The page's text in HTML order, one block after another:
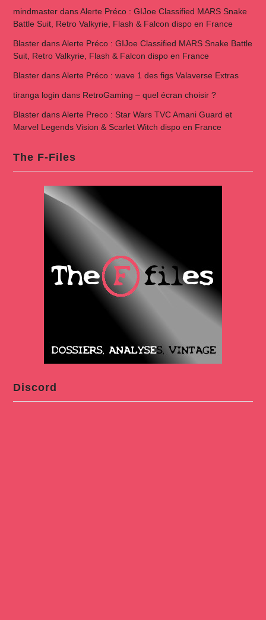
mindmasterdansAlerte Préco : GIJoe Classified MARS Snake
Battle Suit, Retro Valkyrie, Flash & Falcon dispo en France
BlasterdansAlerte Préco : GIJoe Classified MARS Snake Battle
Suit, Retro Valkyrie, Flash & Falcon dispo en France
BlasterdansAlerte Préco : wave 1 des figs Valaverse Extras
tiranga login dans RetroGaming – quel écran choisir ?
BlasterdansAlerte Preco : Star Wars TVC Amani Guard et
Marvel Legends Vision & Scarlet Witch dispo en France
The F-Files
Discord